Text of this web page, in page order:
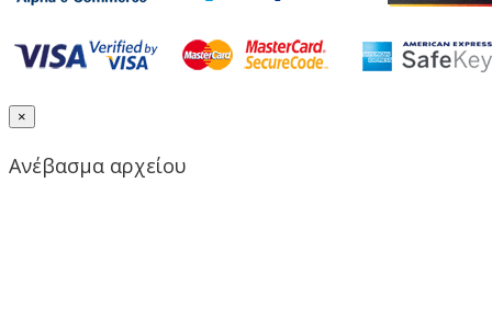
×
Ανέβασμα αρχείου